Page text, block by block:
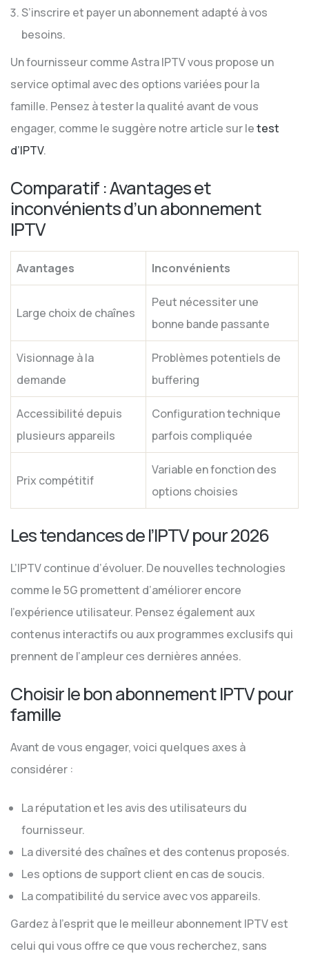
S’inscrire et payer un abonnement adapté à vos
besoins.
Un fournisseur comme Astra IPTV vous propose un
service optimal avec des options variées pour la
famille. Pensez à tester la qualité avant de vous
engager, comme le suggère notre article sur letest
d’IPTV.
Comparatif : Avantages et
inconvénients d’un abonnement
IPTV
Avantages Inconvénients
Large choix de chaînes
Peut nécessiter une
bonne bande passante
Visionnage à la
demande
Problèmes potentiels de
buffering
Accessibilité depuis
plusieurs appareils
Configuration technique
parfois compliquée
Prix compétitif
Variable en fonction des
options choisies
Les tendances de l’IPTV pour 2026
L’IPTV continue d’évoluer. De nouvelles technologies
comme le 5G promettent d’améliorer encore
l’expérience utilisateur. Pensez également aux
contenus interactifs ou aux programmes exclusifs qui
prennent de l’ampleur ces dernières années.
Choisir le bon abonnement IPTV pour
famille
Avant de vous engager, voici quelques axes à
considérer :
La réputation et les avis des utilisateurs du
fournisseur.
La diversité des chaînes et des contenus proposés.
Les options de support client en cas de soucis.
La compatibilité du service avec vos appareils.
Gardez à l’esprit que le meilleur abonnement IPTV est
celui qui vous offre ce que vous recherchez, sans